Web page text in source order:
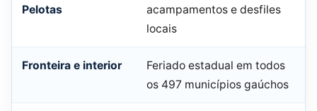
Pelotas
acampamentos e desfiles
locais
Fronteira e interior
Feriado estadual em todos
os 497 municípios gaúchos